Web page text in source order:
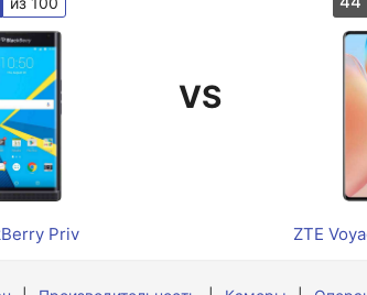
VS
Priv ZTE